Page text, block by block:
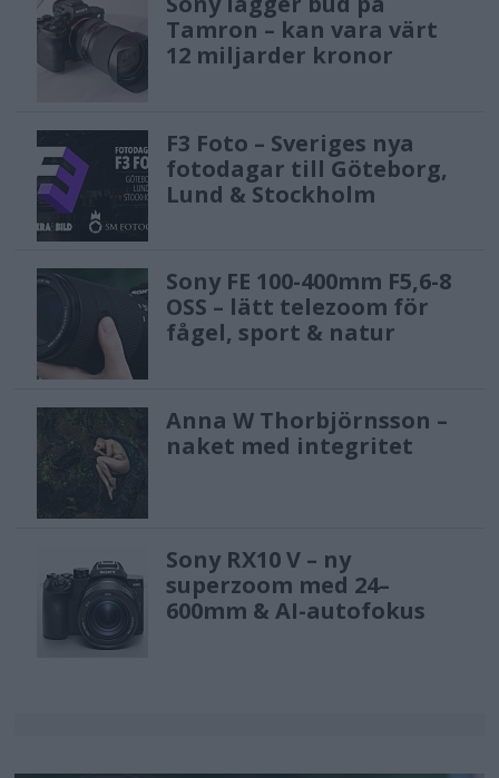
Tamron – kan vara värt
12 miljarder kronor
F3 Foto – Sveriges nya
fotodagar till Göteborg,
Lund & Stockholm
Sony FE 100-400mm F5,6-8
OSS – lätt telezoom för
fågel, sport & natur
Anna W Thorbjörnsson –
naket med integritet
Sony RX10 V – ny
superzoom med 24–
600mm & AI-autofokus